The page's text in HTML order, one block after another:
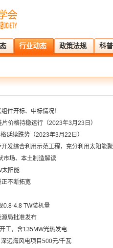
行业动态 政策法规 科
件开标、中标情况！
价格持稳运行（2023年3月23日）
延续跌势（2023年3月22日）
发综合利用示范工程，充分利用太阳能
市场、本土制造解读
太阳能
不断拓宽
0.8-4.8 TW装机量
局批准发布
工，含135MW光热发电
远海风电项目500元/千瓦